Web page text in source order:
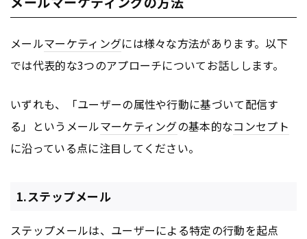
メールマーケティングには様々な方法があります。以下
では代表的な3つのアプローチについてお話しします。
いずれも、「ユーザーの属性や行動に基づいて配信す
る」というメールマーケティングの基本的なコンセプト
に沿っている点に注目してください。
1.ステップメール
ステップメールは、ユーザーによる特定の行動を起点